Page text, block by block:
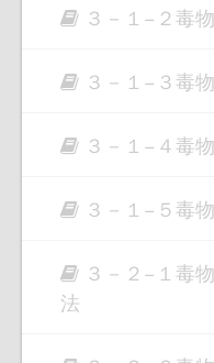
３－１−２毒
３－１−３毒
３－１−４毒
３－１−５毒
３－２−１毒
法